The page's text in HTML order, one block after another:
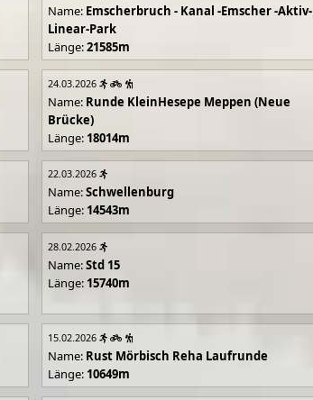
Name: Emscherbruch - Kanal -Emscher -Aktiv-
Linear-Park
Länge:21585m
24.03.2026
Name: Runde KleinHesepe Meppen (Neue
Brücke)
Länge: 18014m
22.03.2026
Name:Schwellenburg
Länge: 14543m
28.02.2026
Name:Std 15
Länge: 15740m
15.02.2026
Name: Rust Mörbisch Reha Laufrunde
Länge: 10649m